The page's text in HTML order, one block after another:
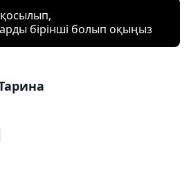
бірінші болып оқыңыз